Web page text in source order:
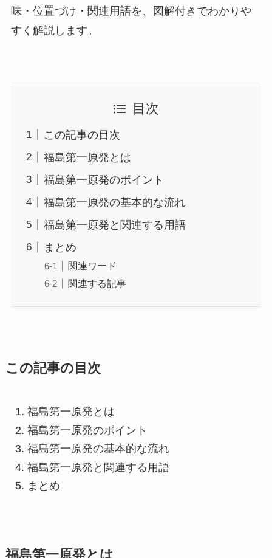
味・位置づけ・関連用語を、図解付きでわかりや
すく解説します。
目次
この記事の目次
福島第一原発とは
福島第一原発のポイント
福島第一原発の基本的な流れ
福島第一原発と関連する用語
まとめ
関連ワード
関連する記事
この記事の目次
福島第一原発とは
福島第一原発のポイント
福島第一原発の基本的な流れ
福島第一原発と関連する用語
まとめ
福島第一原発とは